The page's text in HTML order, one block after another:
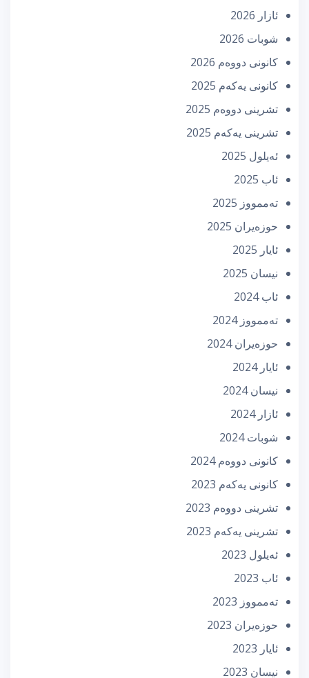
ئازار 2026
شوبات 2026
كانونی دووه‌م 2026
كانونی یه‌كه‌م 2025
تشرینی دووه‌م 2025
تشرینی یه‌كه‌م 2025
ئه‌یلول 2025
ئاب 2025
تەممووز 2025
حوزه‌یران 2025
ئایار 2025
نیسان 2025
ئاب 2024
تەممووز 2024
حوزه‌یران 2024
ئایار 2024
نیسان 2024
ئازار 2024
شوبات 2024
كانونی دووه‌م 2024
كانونی یه‌كه‌م 2023
تشرینی دووه‌م 2023
تشرینی یه‌كه‌م 2023
ئه‌یلول 2023
ئاب 2023
تەممووز 2023
حوزه‌یران 2023
ئایار 2023
نیسان 2023